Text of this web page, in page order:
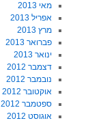
מאי 2013
אפריל 2013
מרץ 2013
פברואר 2013
ינואר 2013
דצמבר 2012
נובמבר 2012
אוקטובר 2012
ספטמבר 2012
אוגוסט 2012